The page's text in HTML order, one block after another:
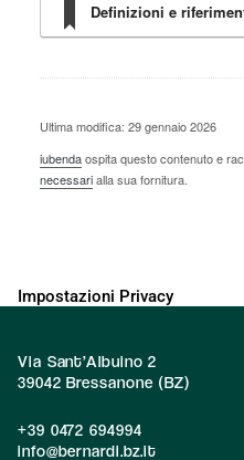
Definizioni e
Ultima modifica: 29 gennaio 2026
iubendaospita questo contenuto e
necessarialla sua fornitura.
Impostazioni Privacy
Via Sant’Albuino 2
39042 Bressanone (BZ)
+39 0472 694994
info@bernardi.bz.it